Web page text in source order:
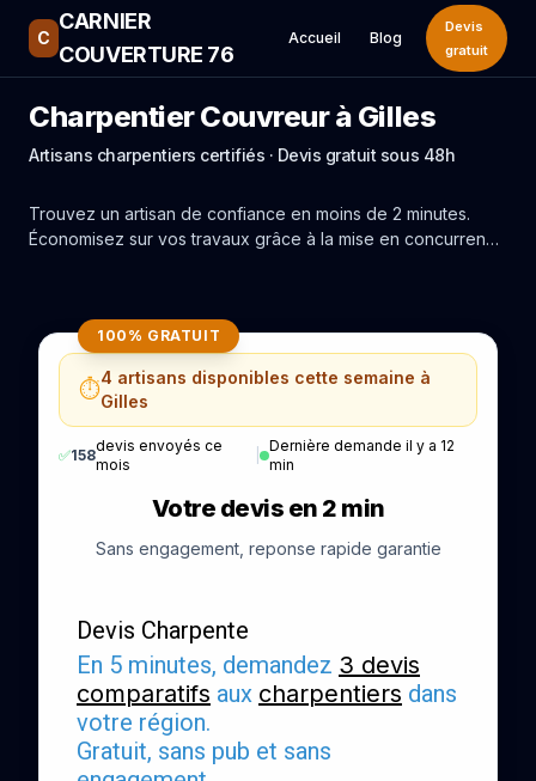
C
CARNIER
COUVERTURE 76
Accueil Blog
Devis
gratuit
Charpentier Couvreur à Gilles
Artisans charpentiers certifiés · Devis gratuit sous 48h
Trouvez un artisan de confiance en moins de 2 minutes.
Économisez sur vos travaux grâce à la mise en concurrence
100% GRATUIT
⏱️4 artisans disponibles cette semaine à
Gilles
✅158
devis envoyés ce
mois
|
Dernière demande il y a 12
min
Votre devis en 2 min
Sans engagement, reponse rapide garantie
Devis Charpente
En 5 minutes, demandez 3 devis
comparatifs aux charpentiers dans
votre région.
Gratuit, sans pub et sans